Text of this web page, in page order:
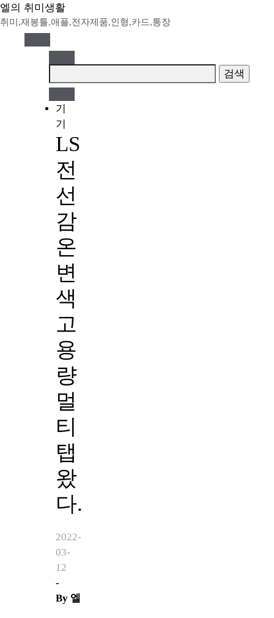
Skip
to
엘의 취미생활
취미,재봉틀,애플,전자제품,인형,카드,통장
색:
기
기
LS
전
선
감
온
변
색
고
용
량
멀
티
탭
왔
다.
2022-
03-
12
-
By 엘